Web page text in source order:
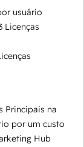
usuário
Licenças
Principais na
por um custo
Hub